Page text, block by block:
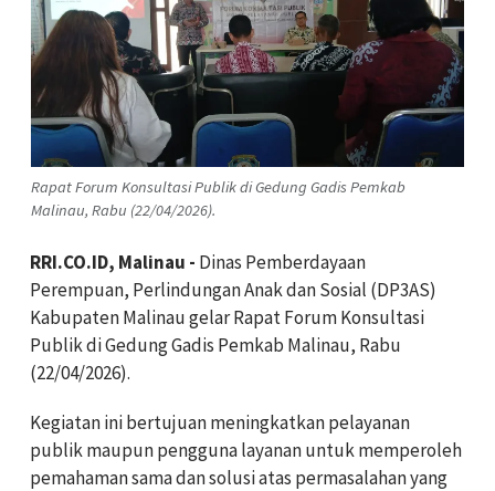
Rapat Forum Konsultasi Publik di Gedung Gadis Pemkab
Malinau, Rabu (22/04/2026).
RRI.CO.ID, Malinau - Dinas Pemberdayaan
Perempuan, Perlindungan Anak dan Sosial (DP3AS)
Kabupaten Malinau gelar Rapat Forum Konsultasi
Publik di Gedung Gadis Pemkab Malinau, Rabu
(22/04/2026).
Kegiatan ini bertujuan meningkatkan pelayanan
publik maupun pengguna layanan untuk memperoleh
pemahaman sama dan solusi atas permasalahan yang